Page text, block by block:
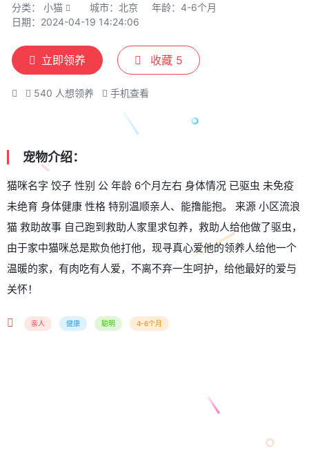
分类： 小猫 城市：北京
年龄：4-6个月
日期：2024-04-19 14:24:06
立即领养 收藏 5
540 人想领养 手机查看
宠物介绍：
猫咪名字 饺子 性别 公 年龄 6个月左右 身体情况 已驱虫 未免疫
未绝育 身体健康 性格 特别温顺亲人、能撸能抱。 来源 小区流浪
猫 救助故事 自己跑到救助人家里求包养，救助人给他做了驱虫，
由于家中猫咪总是欺负他打他，现寻真心爱他的领养人给他一个
温暖的家，有肉吃有人爱，不离不弃一生呵护，给他最好的爱与
关怀！
亲人 健康 聪明 4-6个月